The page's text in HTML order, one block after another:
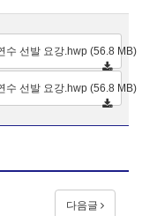
수 선발 요강.hwp (56.8 MB)
수 선발 요강.hwp (56.8 MB)
다음글